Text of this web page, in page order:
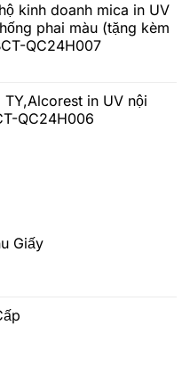
kinh doanh mica in UV
phai màu (tặng kèm
QC24H007
TY,Alcorest in UV nội
QC24H006
Giấy